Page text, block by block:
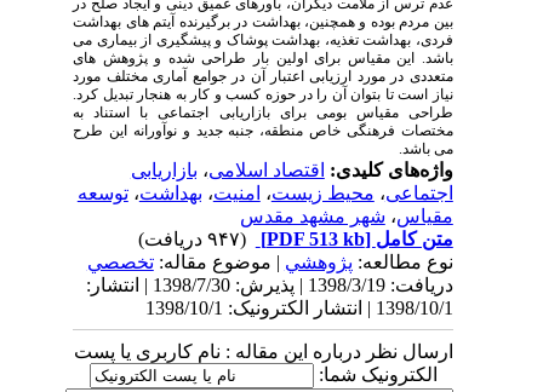
بین مردم بوده و همچنین، بهداشت در برگیرنده آیتمهای بهداشت
فردی، بهداشت تغذیه، بهداشت پوشاک و پیشگیری از بیماری می
باشد. این مقیاس برای اولینبار طراحی شده و پژوهشهای
متعددی در مورد ارزیابی اعتبار آن در جوامع آماری مختلف مورد
نیاز است تا بتوان آن را در حوزه کسبو کار به هنجار تبدیل کرد.
طراحی مقیاس بومی برای بازاریابی اجتماعی با استناد به
مختصات فرهنگی خاص منطقه، جنبه جدید و نوآورانه این طرح
میباشد.
واژه‌های کلیدی:اقتصاد اسلامی،بازاریابی
اجتماعی،محیط ‌زیست،امنیت،بهداشت،توسعه
مقیاس،شهر مشهد مقدس
متن کامل[PDF 513 kb]
نوع مطالعه:پژوهشي| موضوع مقاله:تخصصي
دریافت: 1398/3/19 | پذیرش: 1398/7/30 | انتشار:
1398/10/1 | انتشار الکترونیک: 1398/10/1
ارسال نظر درباره این مقاله : نام کاربری یا پست
الکترونیک شما: